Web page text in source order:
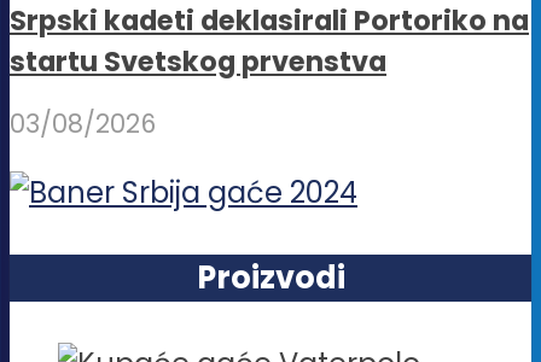
Srpski kadeti deklasirali Portoriko na
startu Svetskog prvenstva
03/08/2026
Proizvodi